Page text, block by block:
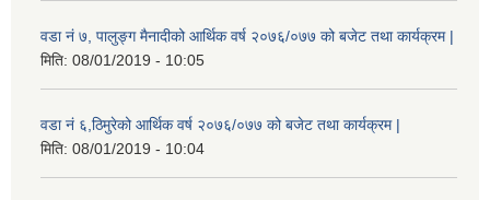
वडा नं ७, पालुङ्ग मैनादीको आर्थिक वर्ष २०७६/०७७ को बजेट तथा कार्यक्रम |
मिति: 08/01/2019 - 10:05
वडा नं ६,ठिमुरेको आर्थिक वर्ष २०७६/०७७ को बजेट तथा कार्यक्रम |
मिति: 08/01/2019 - 10:04